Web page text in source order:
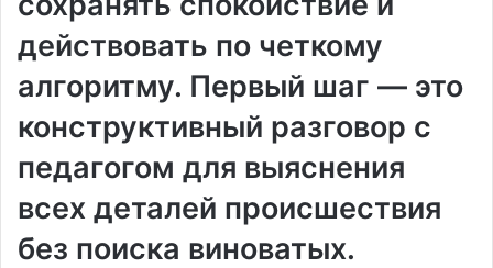
действовать по четкому
алгоритму. Первый шаг — это
конструктивный разговор с
педагогом для выяснения
всех деталей происшествия
без поиска виноватых.